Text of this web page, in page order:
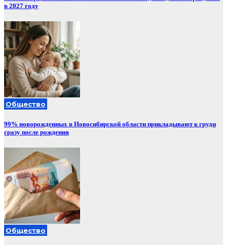
в 2027 году
Общество
99% новорожденных в Новосибирской области прикладывают к груди
сразу после рождения
Общество